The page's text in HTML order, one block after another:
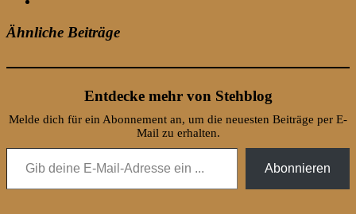
Ähnliche Beiträge
Entdecke mehr von Stehblog
Melde dich für ein Abonnement an, um die neuesten Beiträge per E-
Mail zu erhalten.
Gib deine E-Mail-Adresse ein ...
Abonnieren